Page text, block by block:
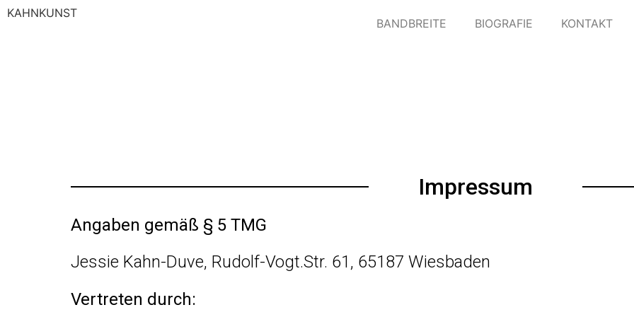
KAHNKUNST
BANDBREITE BIOGRAFIE KONTAKT
Impressum
Angaben gemäß § 5 TMG
Jessie Kahn-Duve, Rudolf-Vogt.Str. 61, 65187 Wiesbaden
Vertreten durch: